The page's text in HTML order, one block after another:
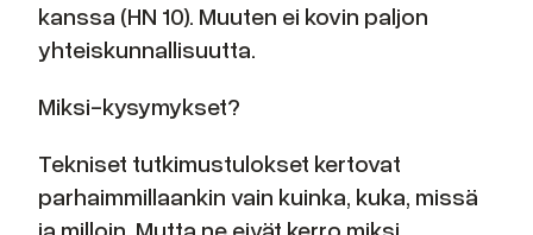
kanssa (HN 10). Muuten ei kovin paljon
yhteiskunnallisuutta.
Miksi-kysymykset?
Tekniset tutkimustulokset kertovat
parhaimmillaankin vain kuinka, kuka, missä
ja milloin. Mutta ne eivät kerro miksi.